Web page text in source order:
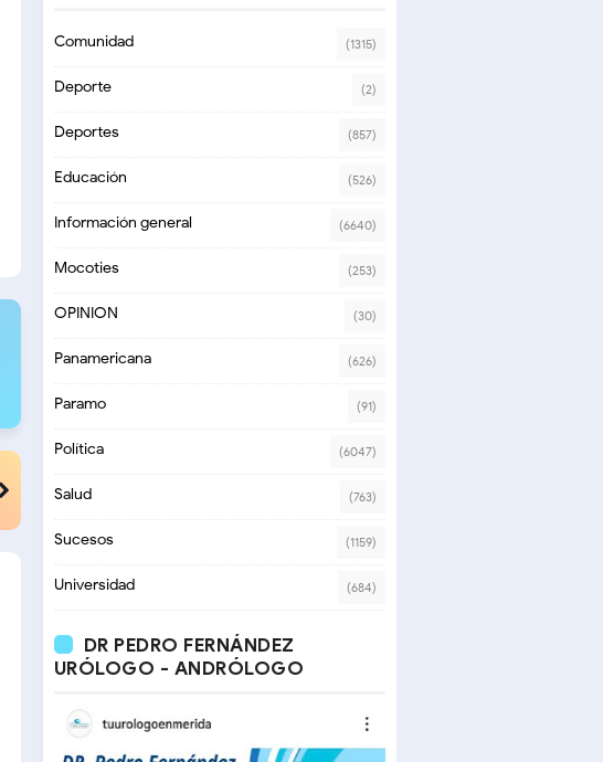
Comunidad (1315)
Deporte (2)
Deportes (857)
Educación (526)
Información general (6640)
Mocoties (253)
OPINION (30)
Panamericana (626)
Paramo (91)
Política (6047)
Salud (763)
Sucesos (1159)
Universidad (684)
DR PEDRO FERNÁNDEZ
URÓLOGO - ANDRÓLOGO